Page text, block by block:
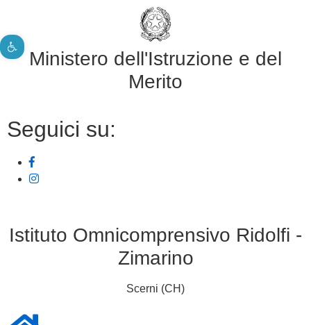
Ministero dell'Istruzione e del
Merito
Seguici su:
Istituto Omnicomprensivo Ridolfi -
Zimarino
Scerni (CH)
Apri la barra degli strumenti